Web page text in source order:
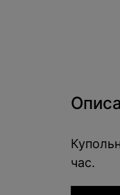
час.